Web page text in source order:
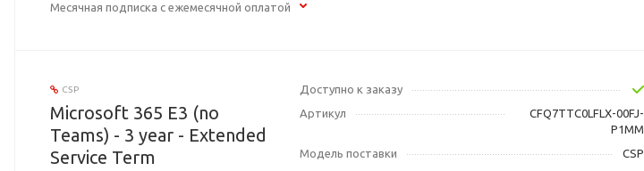
Месячная подписка с ежемесячной оплатой
CSP
Microsoft 365 E3 (no
Teams) - 3 year - Extended
Service Term
Доступно к заказу
Артикул
CFQ7TTC0LFLX-00FJ-
P1MM
Модель поставки
CSP